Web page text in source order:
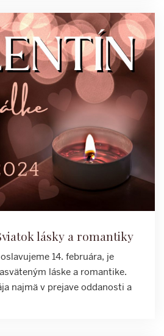
lásky a romantiky
14. februára, je
láske a romantike.
najmä v prejave oddanosti a